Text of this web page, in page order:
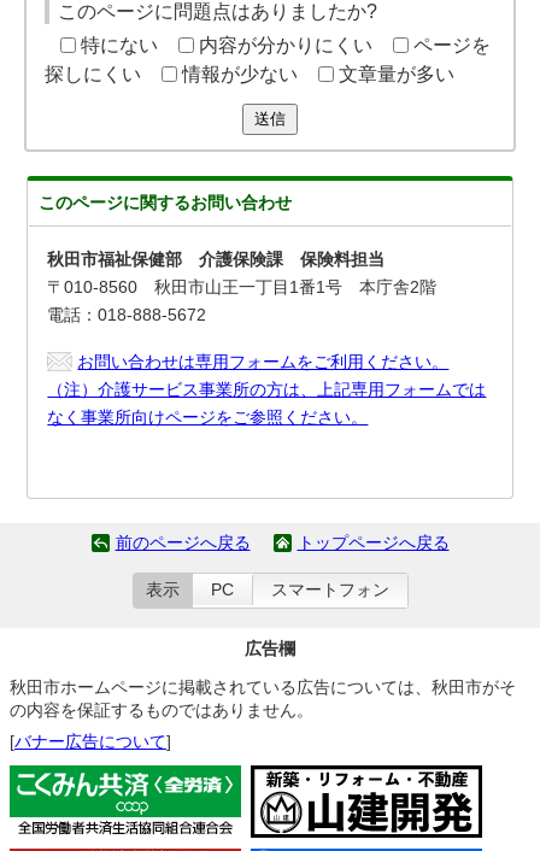
このページに問題点はありましたか?
特にない
内容が分かりにくい
ページを
探しにくい
情報が少ない 文章量が多い
送信
このページに関するお問い合わせ
秋田市福祉保健部 介護保険課 保険料担当
〒010-8560 秋田市山王一丁目1番1号 本庁舎2階
電話：018-888-5672
お問い合わせは専用フォームをご利用ください。
（注）介護サービス事業所の方は、上記専用フォームでは
なく事業所向けページをご参照ください。
前のページへ戻る トップページへ戻る
表示 PC スマートフォン
広告欄
秋田市ホームページに掲載されている広告については、秋田市がそ
の内容を保証するものではありません。
[バナー広告について]